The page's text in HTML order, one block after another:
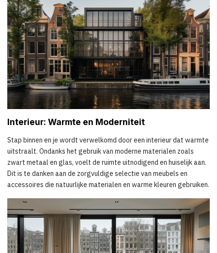
Interieur: Warmte en Moderniteit
Stap binnen en je wordt verwelkomd door een interieur dat warmte
uitstraalt. Ondanks het gebruik van moderne materialen zoals
zwart metaal en glas, voelt de ruimte uitnodigend en huiselijk aan.
Dit is te danken aan de zorgvuldige selectie van meubels en
accessoires die natuurlijke materialen en warme kleuren gebruiken.